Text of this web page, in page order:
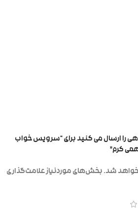
را ارسال می کنید برای “سرویس خواب
شد.بخش‌های موردنیاز علامت‌گذاری